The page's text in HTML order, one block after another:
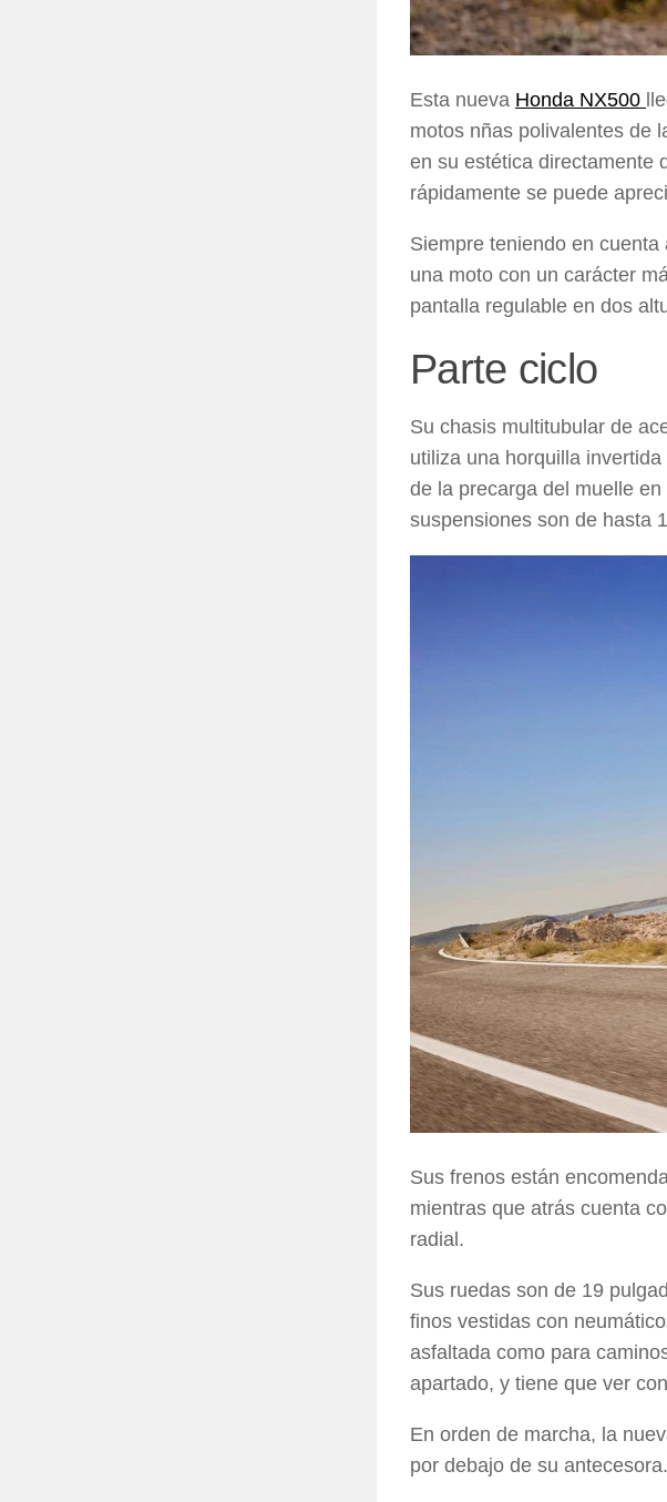
Esta nueva Honda NX500
motos nñas polivalentes de
en su estética directamente
rápidamente se puede
Siempre teniendo en
una moto con un carácter
pantalla regulable en dos
Parte ciclo
Su chasis multitubular de
utiliza una horquilla
de la precarga del muelle
suspensiones son de hasta
Sus frenos están
mientras que atrás cuenta
radial.
Sus ruedas son de 19
finos vestidas con
asfaltada como para
apartado, y tiene que ver
En orden de marcha, la
por debajo de su antecesora.